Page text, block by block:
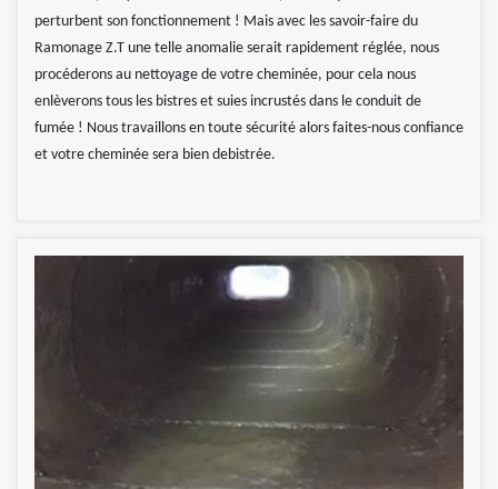
perturbent son fonctionnement ! Mais avec les savoir-faire du
Ramonage Z.T une telle anomalie serait rapidement réglée, nous
procéderons au nettoyage de votre cheminée, pour cela nous
enlèverons tous les bistres et suies incrustés dans le conduit de
fumée ! Nous travaillons en toute sécurité alors faites-nous confiance
et votre cheminée sera bien debistrée.